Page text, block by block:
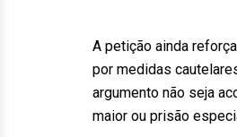
A petição ainda
por medidas
argumento não seja
maior ou prisão